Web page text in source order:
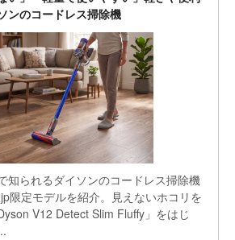
ンのコードレス掃除機
知られるダイソンのコードレス掃除機
限定モデルを紹介。見えないホコリを
V12 Detect Slim Fluffy」をはじ